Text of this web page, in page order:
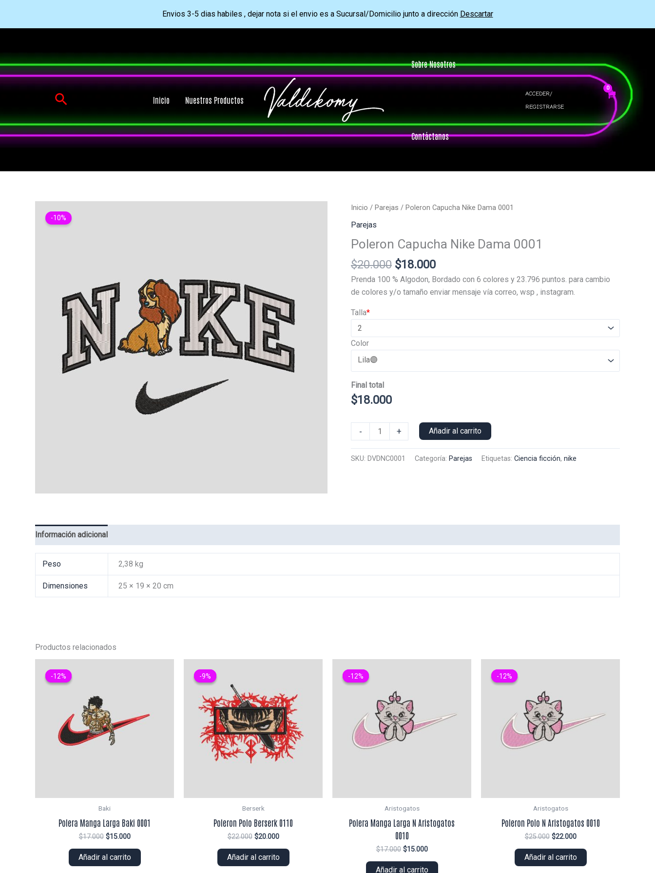
Envios 3-5 dias habiles , dejar nota si el envio es a Sucursal/Domicilio junto a dirección Descartar
contenido
Buscar Inicio Nuestros Productos
Sobre Nosotros
Contáctanos
ACCEDER/
REGISTRARSE
-10%
Inicio / Parejas / Poleron Capucha Nike Dama 0001
Parejas
Poleron Capucha Nike Dama 0001
$20.000 El
precio
original
$18.000El
precio
actual
Prenda 100 % Algodon, Bordado con 6 colores y 23.796 puntos. para cambio
de colores y/o tamaño enviar mensaje vía correo, wsp , instagram.
*
Talla
Color
Final total
$18.000
-
Capucha
Nike
+ Añadir al carrito
SKU: DVDNC0001 Categoría: Parejas Etiquetas: Ciencia ficción, nike
Información adicional
Peso 2,38 kg
Dimensiones 25 × 19 × 20 cm
Productos relacionados
-12%
-12%
Baki
Polera Manga Larga Baki 0001
$17.000 El
original
era:
$15.000El
actual
es:
Añadir al carrito
-9%
-9%
Berserk
Poleron Polo Berserk 0110
$22.000 El
original
era:
$20.000El
actual
es:
Añadir al carrito
-12%
-12%
Aristogatos
Polera Manga Larga N Aristogatos
0010
$17.000 El
original
$15.000El
actual
Añadir al carrito
-12%
-12%
Aristogatos
Poleron Polo N Aristogatos 0010
$25.000 El
original
era:
$22.000El
actual
es:
Añadir al carrito